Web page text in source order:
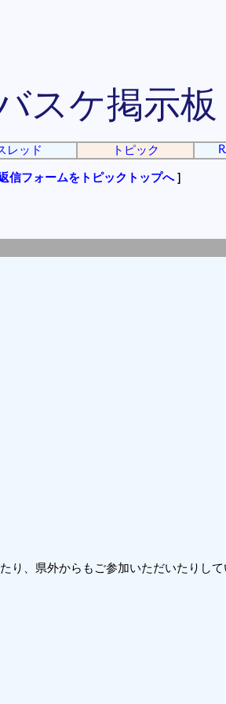
スケ掲示板
レッド トピック
信フォームをトピックトップへ]
り、県外からもご参加いただいたりし